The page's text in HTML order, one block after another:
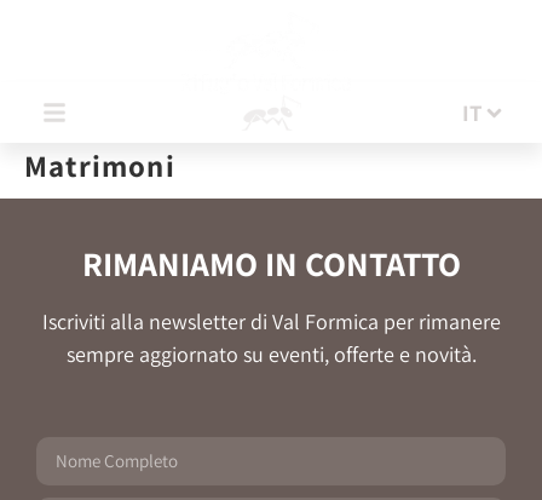
IT
Matrimoni
RIMANIAMO IN CONTATTO
Iscriviti alla newsletter di Val Formica per rimanere
sempre aggiornato su eventi, offerte e novità.